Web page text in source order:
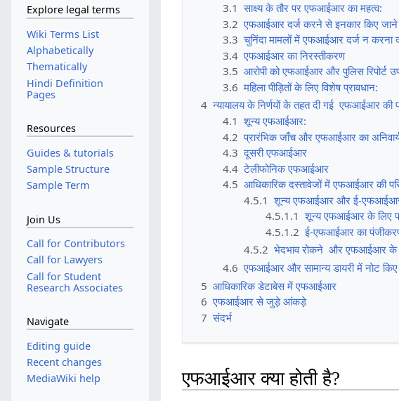
3.1 साक्ष्य के तौर पर एफआईआर का महत्व:
3.2 एफआईआर दर्ज करने से इनकार किए जाने
3.3 चुनिंदा मामलों में एफआईआर दर्ज न करना
3.4 एफआईआर का निरस्तीकरण
3.5 आरोपी को एफआईआर और पुलिस रिपोर्ट
3.6 महिला पीड़ितों के लिए विशेष प्रावधान:
4 न्यायालय के निर्णयों के तहत दी गई एफआईआर की
4.1 शून्य एफआईआर:
4.2 प्रारंभिक जाँच और एफआईआर का
4.3 दूसरी एफआईआर
4.4 टेलीफोनिक एफआईआर
4.5 आधिकारिक दस्तावेजों में एफआईआर की
4.5.1 शून्य एफआईआर और ई-एफआईआर
4.5.1.1 शून्य एफआईआर के लिए
4.5.1.2 ई-एफआईआर का
4.5.2 भेदभाव रोकने और एफआईआर के
4.6 एफआईआर और सामान्य डायरी में नोट
5 आधिकारिक डेटाबेस में एफआईआर
6 एफआईआर से जुड़े आंकड़े
7 संदर्भ
एफआईआर क्या होती है?
Explore legal terms
Wiki Terms List
Alphabetically
Thematically
Hindi Definition
Pages
Resources
Guides & tutorials
Sample Structure
Sample Term
Join Us
Call for Contributors
Call for Lawyers
Call for Student
Research Associates
Navigate
Editing guide
Recent changes
MediaWiki help